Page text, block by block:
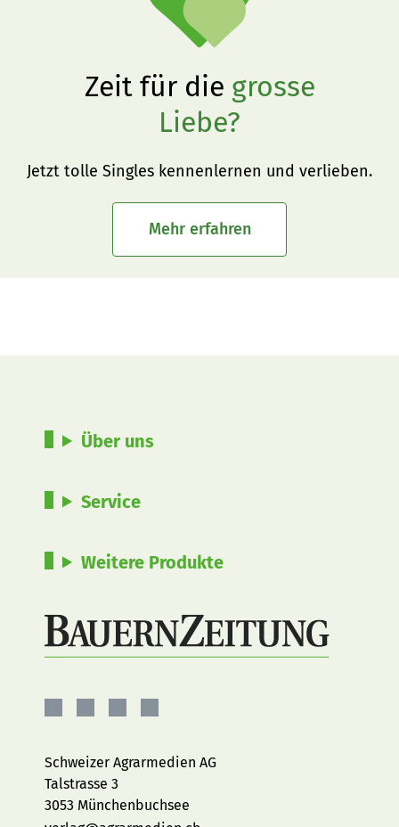
Zeit für die grosse
Liebe?
Jetzt tolle Singles kennenlernen und verlieben.
Mehr erfahren
Über uns
Service
Weitere Produkte
Facebook
Instagram
YouTubeLinkedIn
Schweizer Agrarmedien AG
Talstrasse 3
3053 Münchenbuchsee